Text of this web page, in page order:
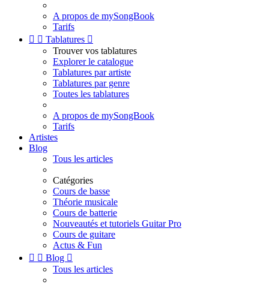
A propos de mySongBook
Tarifs
  Tablatures 
Trouver vos tablatures
Explorer le catalogue
Tablatures par artiste
Tablatures par genre
Toutes les tablatures
A propos de mySongBook
Tarifs
Artistes
Blog
Tous les articles
Catégories
Cours de basse
Théorie musicale
Cours de batterie
Nouveautés et tutoriels Guitar Pro
Cours de guitare
Actus & Fun
  Blog 
Tous les articles